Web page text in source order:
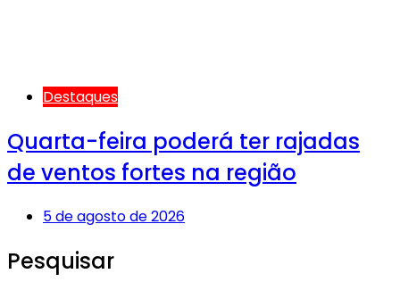
Destaques
Quarta-feira poderá ter rajadas
de ventos fortes na região
5 de agosto de 2026
Pesquisar